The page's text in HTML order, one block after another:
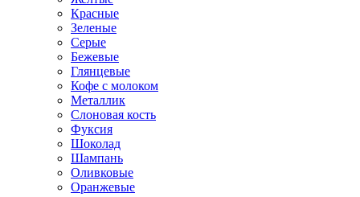
Красные
Зеленые
Серые
Бежевые
Глянцевые
Кофе с молоком
Металлик
Слоновая кость
Фуксия
Шоколад
Шампань
Оливковые
Оранжевые